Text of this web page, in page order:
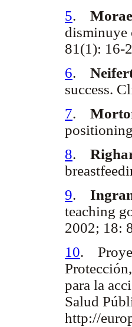
5.
disminuye
81(1): 16-
6.
success.
7.
8.
9.
teaching
2002; 18:
10.
para la
Salud
http://